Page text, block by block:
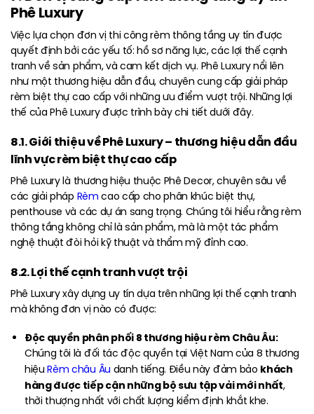
Phê Luxury
Việc lựa chọn đơn vị thi công rèm thông tầng uy tín được
quyết định bởi các yếu tố: hồ sơ năng lực, các lợi thế cạnh
tranh về sản phẩm, và cam kết dịch vụ. Phê Luxury nổi lên
như một thương hiệu dẫn đầu, chuyên cung cấp giải pháp
rèm biệt thự cao cấp với những ưu điểm vượt trội. Những lợi
thế của Phê Luxury được trình bày chi tiết dưới đây.
8.1. Giới thiệu về Phê Luxury – thương hiệu dẫn đầu
lĩnh vực rèm biệt thự cao cấp
Phê Luxury là thương hiệu thuộc Phê Decor, chuyên sâu về
các giải pháp Rèmcao cấp cho phân khúc biệt thự,
penthouse và các dự án sang trọng. Chúng tôi hiểu rằng rèm
thông tầng không chỉ là sản phẩm, mà là một tác phẩm
nghệ thuật đòi hỏi kỹ thuật và thẩm mỹ đỉnh cao.
8.2. Lợi thế cạnh tranh vượt trội
Phê Luxury xây dựng uy tín dựa trên những lợi thế cạnh tranh
mà không đơn vị nào có được:
Độc quyền phân phối 8 thương hiệu rèm Châu Âu:
Chúng tôi là đối tác độc quyền tại Việt Nam của 8 thương
hiệuRèm châu Âu danh tiếng. Điều này đảm bảo khách
hàng được tiếp cận những bộ sưu tập vải mới nhất,
thời thượng nhất với chất lượng kiểm định khắt khe.